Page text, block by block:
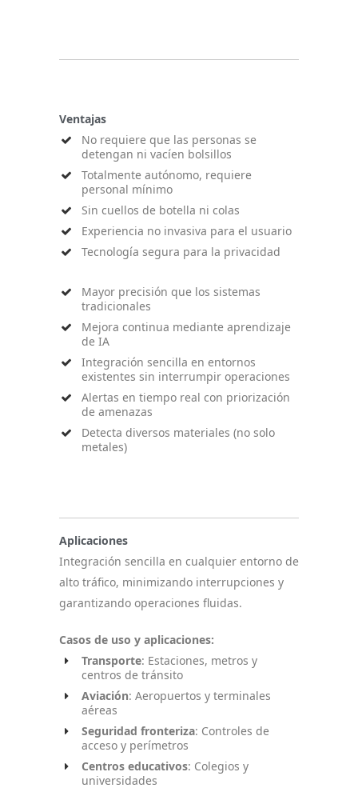
Ventajas
No requiere que las personas se
detengan ni vacíen bolsillos
Totalmente autónomo, requiere
personal mínimo
Sin cuellos de botella ni colas
Experiencia no invasiva para el usuario
Tecnología segura para la privacidad
Mayor precisión que los sistemas
tradicionales
Mejora continua mediante aprendizaje
de IA
Integración sencilla en entornos
existentes sin interrumpir operaciones
Alertas en tiempo real con priorización
de amenazas
Detecta diversos materiales (no solo
metales)
Aplicaciones
Integración sencilla en cualquier entorno de
alto tráfico, minimizando interrupciones y
garantizando operaciones fluidas.
Casos de uso y aplicaciones:
Transporte: Estaciones, metros y
centros de tránsito
Aviación: Aeropuertos y terminales
aéreas
Seguridad fronteriza: Controles de
acceso y perímetros
Centros educativos: Colegios y
universidades